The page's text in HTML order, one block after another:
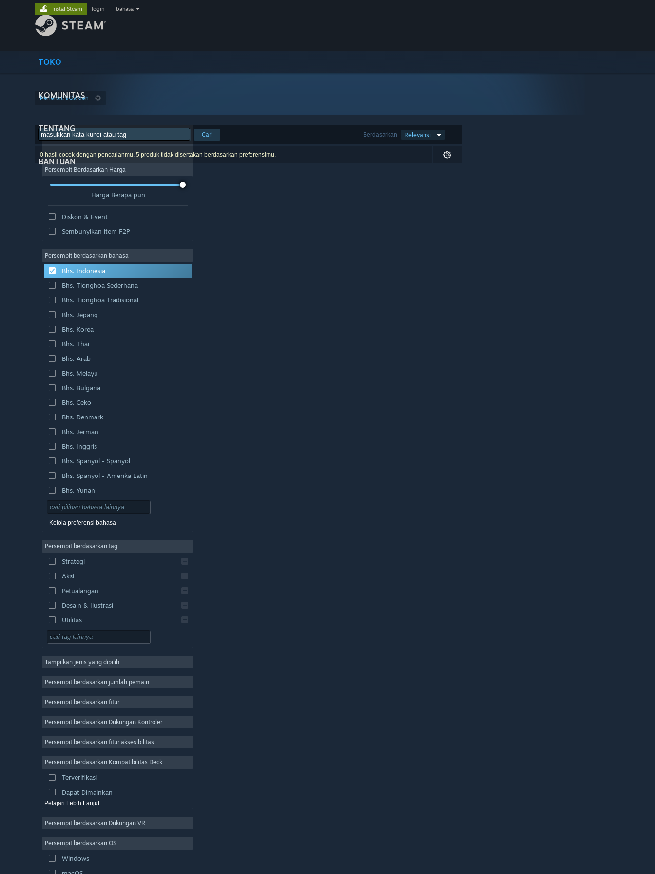
TOKO
KOMUNITAS
TENTANG
BANTUAN
Instal Steam login bahasa
Penerbit: 9Garden
Berdasarkan Relevansi
Cari
0 hasil cocok dengan pencarianmu. 5 produk tidak disertakan berdasarkan preferensimu.
Persempit Berdasarkan Harga
Harga Berapa pun
Diskon & Event
Sembunyikan item F2P
Persempit berdasarkan bahasa
Bhs. Indonesia
Bhs. Tionghoa Sederhana
Bhs. Tionghoa Tradisional
Bhs. Jepang
Bhs. Korea
Bhs. Thai
Bhs. Arab
Bhs. Melayu
Bhs. Bulgaria
Bhs. Ceko
Bhs. Denmark
Bhs. Jerman
Bhs. Inggris
Bhs. Spanyol - Spanyol
Bhs. Spanyol - Amerika Latin
Bhs. Yunani
Kelola preferensi bahasa
Persempit berdasarkan tag
Strategi
Aksi
Petualangan
Desain & Ilustrasi
Utilitas
F2P
MMO
Indie
Kasual
Simulasi
Produksi Video
Pengeditan Foto
Tampilkan jenis yang dipilih
Persempit berdasarkan jumlah pemain
Persempit berdasarkan fitur
Persempit berdasarkan Dukungan Kontroler
Persempit berdasarkan fitur aksesibilitas
Persempit berdasarkan Kompatibilitas Deck
Terverifikasi
Dapat Dimainkan
Pelajari Lebih Lanjut
Persempit berdasarkan Dukungan VR
Persempit berdasarkan OS
Windows